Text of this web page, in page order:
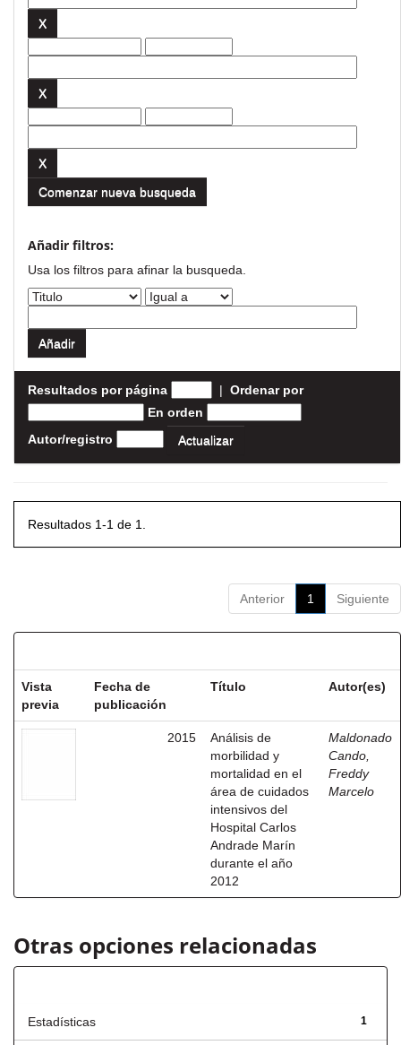
Comenzar nueva busqueda
Añadir filtros:
Usa los filtros para afinar la busqueda.
Resultados por página | Ordenar por
En orden
Autor/registro
Resultados 1-1 de 1.
Anterior 1 Siguiente
Vista
previa
Fecha de
publicación
Título Autor(es)
2015
Análisis de
morbilidad y
mortalidad en el
área de cuidados
intensivos del
Hospital Carlos
Andrade Marín
durante el año
2012
Maldonado
Cando,
Freddy
Marcelo
Otras opciones relacionadas
1
Estadísticas